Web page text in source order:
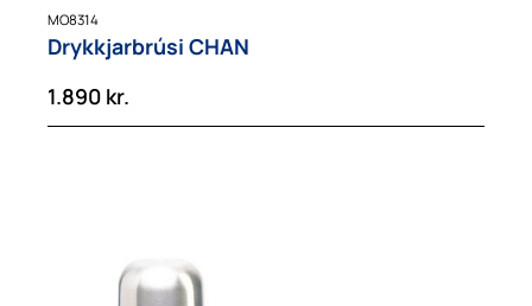
MO8314
Drykkjarbrúsi CHAN
1.890 kr.